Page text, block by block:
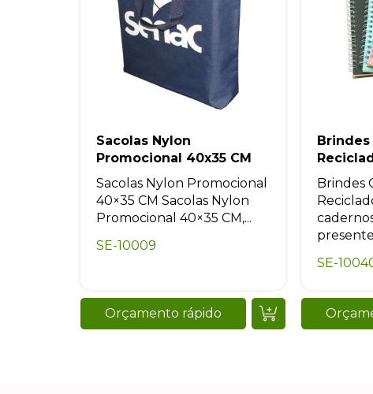
Sacolas Nylon
Promocional 40x35 CM
Sacolas Nylon Promocional
40×35 CM Sacolas Nylon
Promocional 40×35 CM,...
SE-10009
Orçamento rápido
Brindes
Brindes
SE-